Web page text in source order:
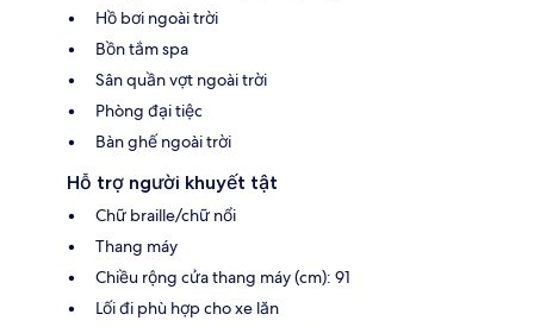
Hồ bơi ngoài trời
Bồn tắm spa
Sân quần vợt ngoài trời
Phòng đại tiệc
Bàn ghế ngoài trời
Hỗ trợ người khuyết tật
Chữ braille/chữ nổi
Thang máy
Chiều rộng cửa thang máy (cm): 91
Lối đi phù hợp cho xe lăn